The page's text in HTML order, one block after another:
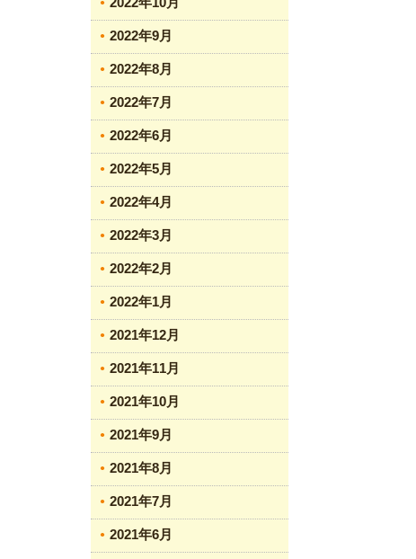
2022年9月
2022年8月
2022年7月
2022年6月
2022年5月
2022年4月
2022年3月
2022年2月
2022年1月
2021年12月
2021年11月
2021年10月
2021年9月
2021年8月
2021年7月
2021年6月